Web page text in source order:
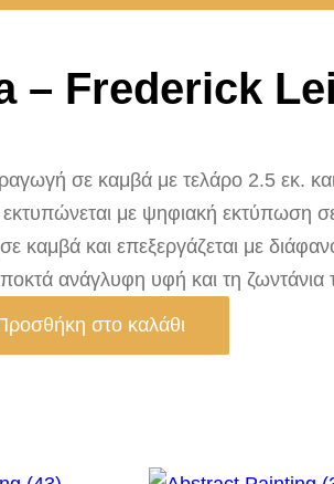
– Frederick
σε καμβά με τελάρο 2.5 εκ. και
με ψηφιακή εκτύπωση
καμβά και επεξεργάζεται με
ανάγλυφη υφή και τη
στο καλάθι